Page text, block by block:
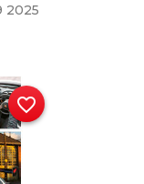
2025
favorite_border